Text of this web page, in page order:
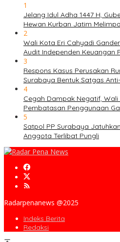
1
Jelang Idul Adha 1447 H,
Hewan Kurban Jatim
2
Wali Kota Eri Cahyadi
Audit Independen Keuangan
3
Respons Kasus Perusakan
Surabaya Bentuk Satgas
4
Cegah Dampak Negatif, Wali
Pembatasan Penggunaan
5
Satpol PP Surabaya
Anggota Terlibat Pungli
Radarpenanews @2025
Indeks Berita
Redaksi